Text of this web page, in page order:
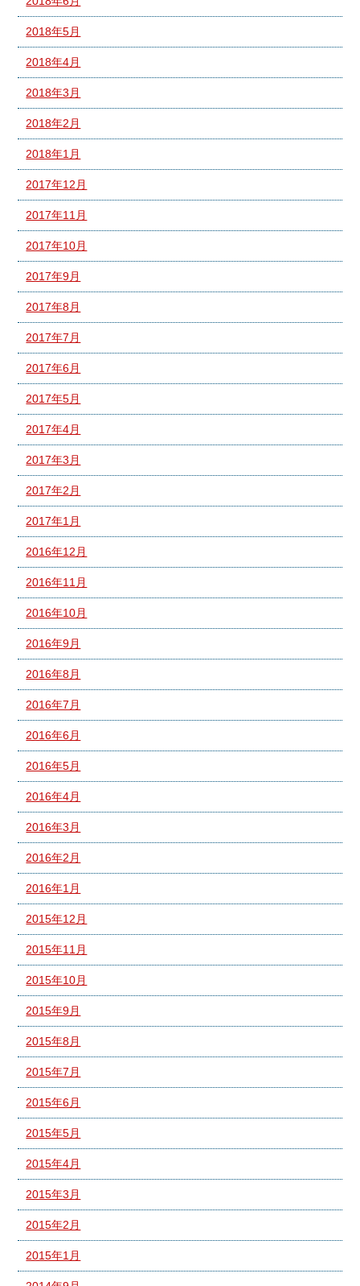
2018年5月
2018年4月
2018年3月
2018年2月
2018年1月
2017年12月
2017年11月
2017年10月
2017年9月
2017年8月
2017年7月
2017年6月
2017年5月
2017年4月
2017年3月
2017年2月
2017年1月
2016年12月
2016年11月
2016年10月
2016年9月
2016年8月
2016年7月
2016年6月
2016年5月
2016年4月
2016年3月
2016年2月
2016年1月
2015年12月
2015年11月
2015年10月
2015年9月
2015年8月
2015年7月
2015年6月
2015年5月
2015年4月
2015年3月
2015年2月
2015年1月